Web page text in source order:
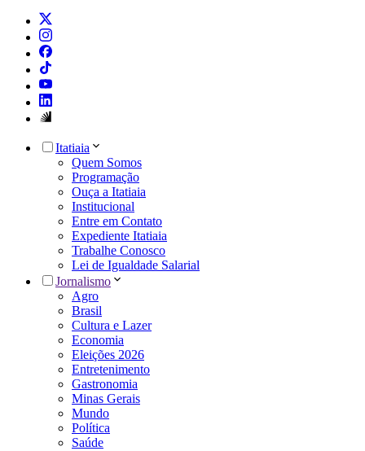
Itatiaia
Quem Somos
Programação
Ouça a Itatiaia
Institucional
Entre em Contato
Expediente Itatiaia
Trabalhe Conosco
Lei de Igualdade Salarial
Jornalismo
Agro
Brasil
Cultura e Lazer
Economia
Eleições 2026
Entretenimento
Gastronomia
Minas Gerais
Mundo
Política
Saúde